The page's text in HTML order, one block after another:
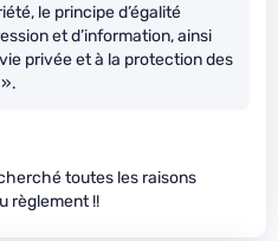
le principe d’égalité
et d’information, ainsi
privée et à la protection des
toutes les raisons
règlement !!